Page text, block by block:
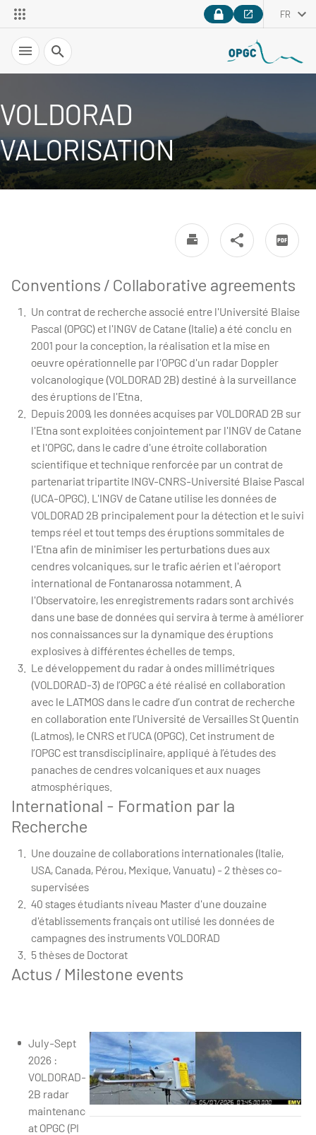
FR
Recherche
VOLDORAD
VALORISATION
Conventions / Collaborative agreements
Un contrat de recherche associé entre l'Université Blaise
Pascal (OPGC) et l'INGV de Catane (Italie) a été conclu en
2001 pour la conception, la réalisation et la mise en
oeuvre opérationnelle par l'OPGC d'un radar Doppler
volcanologique (VOLDORAD 2B) destiné à la surveillance
des éruptions de l'Etna.
Depuis 2009, les données acquises par VOLDORAD 2B sur
l'Etna sont exploitées conjointement par l'INGV de Catane
et l'OPGC, dans le cadre d'une étroite collaboration
scientifique et technique renforcée par un contrat de
partenariat tripartite INGV-CNRS-Université Blaise Pascal
(UCA-OPGC). L'INGV de Catane utilise les données de
VOLDORAD 2B principalement pour la détection et le suivi
temps réel et tout temps des éruptions sommitales de
l'Etna afin de minimiser les perturbations dues aux
cendres volcaniques, sur le trafic aérien et l'aéroport
international de Fontanarossa notamment. A
l'Observatoire, les enregistrements radars sont archivés
dans une base de données qui servira à terme à améliorer
nos connaissances sur la dynamique des éruptions
explosives à différentes échelles de temps.
Le développement du radar à ondes millimétriques
(VOLDORAD-3) de l’OPGC a été réalisé en collaboration
avec le LATMOS dans le cadre d’un contrat de recherche
en collaboration ente l’Université de Versailles St Quentin
(Latmos), le CNRS et l’UCA (OPGC). Cet instrument de
l’OPGC est transdisciplinaire, appliqué à l’études des
panaches de cendres volcaniques et aux nuages
atmosphériques.
International - Formation par la
Recherche
Une douzaine de collaborations internationales (Italie,
USA, Canada, Pérou, Mexique, Vanuatu) - 2 thèses co-
supervisées
40 stages étudiants niveau Master d'une douzaine
d'établissements français ont utilisé les données de
campagnes des instruments VOLDORAD
5 thèses de Doctorat
Actus / Milestone events
July-Sept
2026 :
VOLDORAD-
2B radar
maintenance
at OPGC (PI